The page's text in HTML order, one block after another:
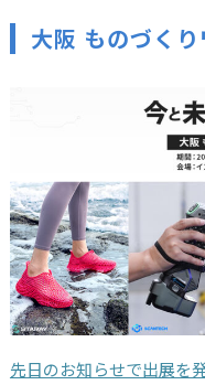
大阪 ものづく
先日のお知らせで出展を